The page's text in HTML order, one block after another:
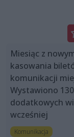
Miesiąc z
kasowania
komunikacji
Wystawiono
dodatkowych
wcześniej
Komunikacja